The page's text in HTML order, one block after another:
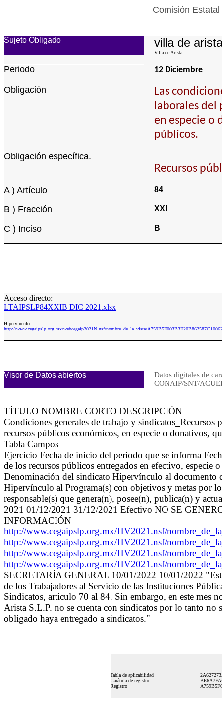
Comisión
Sujeto Obligado villa de
Villa de Arista
Periodo 12 Diciembre
Obligación
Las
laborales del
en especie o
públicos.
Obligación específica.
Recursos
A ) Artículo 84
B ) Fracción XXI
C ) Inciso B
Acceso directo:
LTAIPSLP84XXIB DIC 2021.xlsx
Hipervinculo
http://www.cegaipslp.org.mx/webcegaip2021N.nsf/nombre_de_la_vista/
Visor de Datos abiertos
Datos digitales de
CONAIP/SNT/
TÍTULO NOMBRE CORTO DESCRIPCIÓN
Condiciones generales de trabajo y
recursos públicos económicos, en especie o donativos,
Tabla Campos
Ejercicio Fecha de inicio del periodo que se informa
de los recursos públicos entregados en efectivo, especie
Denominación del sindicato Hipervínculo al documento
Hipervínculo al Programa(s) con objetivos y metas por
responsable(s) que genera(n), posee(n), publica(n) y
2021 01/12/2021 31/12/2021 Efectivo NO SE
INFORMACIÓN
http://www.cegaipslp.org.mx/HV2021.nsf/
http://www.cegaipslp.org.mx/HV2021.nsf/
http://www.cegaipslp.org.mx/HV2021.nsf/
http://www.cegaipslp.org.mx/HV2021.nsf/
SECRETARÍA GENERAL 10/01/2022 10/01/2022
de los Trabajadores al Servicio de las Instituciones
Sindicatos, articulo 70 al 84. Sin embargo, en este mes
Arista S.L.P. no se cuenta con sindicatos por lo tanto no
obligado haya entregado a sindicatos."
Tabla de aplicabilidad
Carátula de registro
Registro